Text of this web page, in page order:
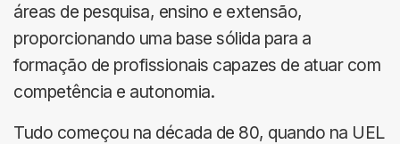
áreas de pesquisa, ensino e extensão,
proporcionando uma base sólida para a
formação de profissionais capazes de atuar com
competência e autonomia.
Tudo começou na década de 80, quando na UEL